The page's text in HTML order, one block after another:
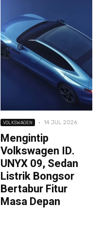
VOLKSWAGEN · 14 JUL 2026
Mengintip
Volkswagen ID.
UNYX 09, Sedan
Listrik Bongsor
Bertabur Fitur
Masa Depan